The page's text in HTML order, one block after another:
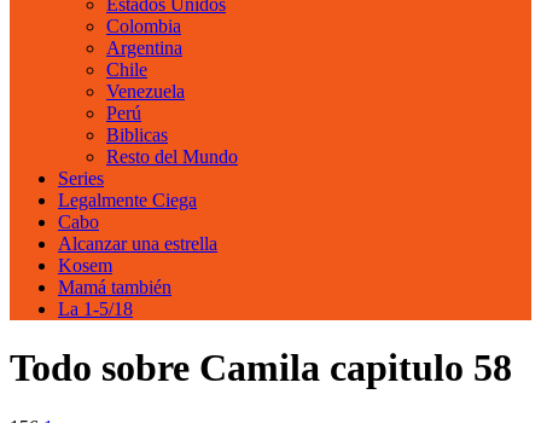
Estados Unidos
Colombia
Argentina
Chile
Venezuela
Perú
Biblicas
Resto del Mundo
Series
Legalmente Ciega
Cabo
Alcanzar una estrella
Kosem
Mamá también
La 1-5/18
Todo sobre Camila capitulo 58